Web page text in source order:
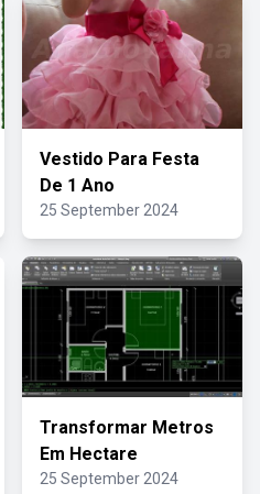
Vestido Para Festa
De 1 Ano
25 September 2024
Transformar Metros
Em Hectare
25 September 2024